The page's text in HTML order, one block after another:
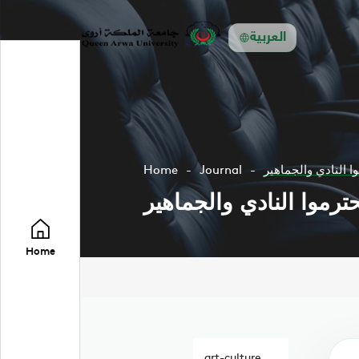
العربية
Home
Home Journal النادي والجماهير
النادي والجماهير